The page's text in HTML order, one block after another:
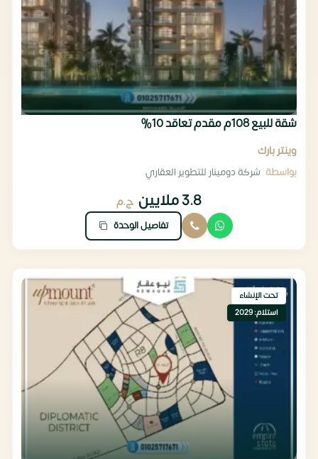
شقة للبيع 108م مقدم تعاقد 10%
وينتر بارك
بواسطة شركة دومينار للتطوير العقاري
3.8 ملايين ج.م
تفاصيل الوحدة
تحت الإنشاء
استلام: 2029